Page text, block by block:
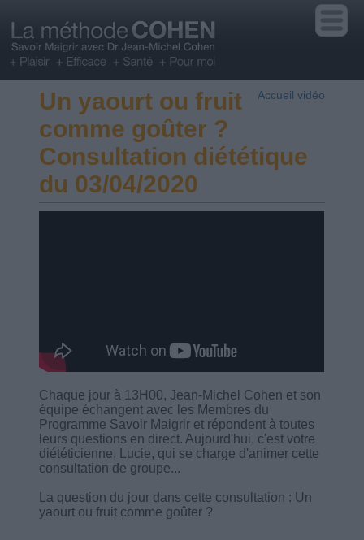
Accueil vidéo
Un yaourt ou fruit
comme goûter ?
Consultation diététique
du 03/04/2020
Chaque jour à 13H00, Jean-Michel Cohen et son
équipe échangent avec les Membres du
Programme Savoir Maigrir et répondent à toutes
leurs questions en direct. Aujourd'hui, c'est votre
diététicienne, Lucie, qui se charge d'animer cette
consultation de groupe...
La question du jour dans cette consultation : Un
yaourt ou fruit comme goûter ?